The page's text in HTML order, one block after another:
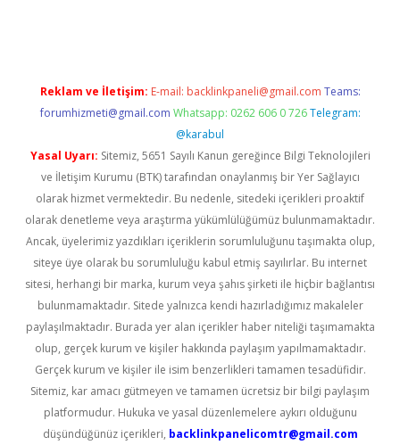
Reklam ve İletişim: E-mail: backlinkpaneli@gmail.com Teams:
forumhizmeti@gmail.com Whatsapp: 0262 606 0 726 Telegram:
@karabul
Yasal Uyarı: Sitemiz, 5651 Sayılı Kanun gereğince Bilgi Teknolojileri
ve İletişim Kurumu (BTK) tarafından onaylanmış bir Yer Sağlayıcı
olarak hizmet vermektedir. Bu nedenle, sitedeki içerikleri proaktif
olarak denetleme veya araştırma yükümlülüğümüz bulunmamaktadır.
Ancak, üyelerimiz yazdıkları içeriklerin sorumluluğunu taşımakta olup,
siteye üye olarak bu sorumluluğu kabul etmiş sayılırlar. Bu internet
sitesi, herhangi bir marka, kurum veya şahıs şirketi ile hiçbir bağlantısı
bulunmamaktadır. Sitede yalnızca kendi hazırladığımız makaleler
paylaşılmaktadır. Burada yer alan içerikler haber niteliği taşımamakta
olup, gerçek kurum ve kişiler hakkında paylaşım yapılmamaktadır.
Gerçek kurum ve kişiler ile isim benzerlikleri tamamen tesadüfidir.
Sitemiz, kar amacı gütmeyen ve tamamen ücretsiz bir bilgi paylaşım
platformudur. Hukuka ve yasal düzenlemelere aykırı olduğunu
düşündüğünüz içerikleri, backlinkpanelicomtr@gmail.com